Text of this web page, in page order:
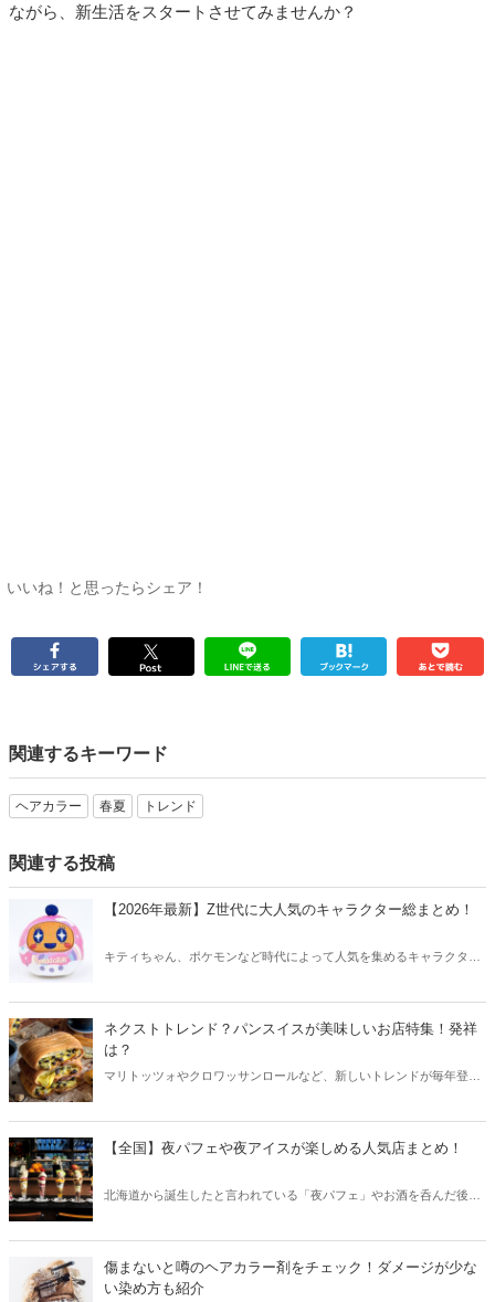
ながら、新生活をスタートさせてみませんか？
いいね！と思ったらシェア！
関連するキーワード
ヘアカラー 春夏 トレンド
関連する投稿
【2026年最新】Z世代に大人気のキャラクター総まとめ！
キティちゃん、ポケモンなど時代によって人気を集めるキャラクター
ネクストトレンド？パンスイスが美味しいお店特集！発祥
は？
マリトッツォやクロワッサンロールなど、新しいトレンドが毎年登場
パンスイスが美味しいお店を、全国からご紹介します！
【全国】夜パフェや夜アイスが楽しめる人気店まとめ！
北海道から誕生したと言われている「夜パフェ」やお酒を呑んだ後の
る人気店をご紹介します！
傷まないと噂のヘアカラー剤をチェック！ダメージが少な
い染め方も紹介